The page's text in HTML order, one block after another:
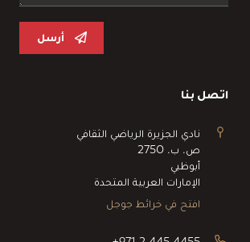
أرسل
اتصل بنا
نادي الجزيرة الرياضي الثقافي
ص. ب. 2750
أبوظبي
الإمارات العربية المتحدة
افتح في خرائط جوجل